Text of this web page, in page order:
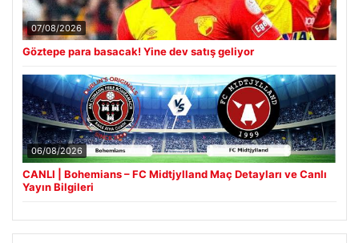
07/08/2026
Göztepe para basacak! Yine dev satış geliyor
06/08/2026
CANLI | Bohemians – FC Midtjylland Maç Detayları ve Canlı
Yayın Bilgileri